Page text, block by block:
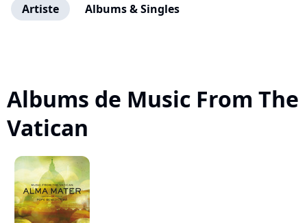
Artiste Albums & Singles
Albums de Music From The
Vatican